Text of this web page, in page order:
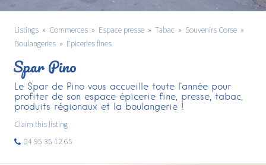
Listings Commerces Espace presse Tabac
Souvenirs Corse
Boulangeries
Épiceries fines
Spar Pino
Le Spar de Pino vous accueille toute l'année pour
profiter de son espace épicerie fine, presse, tabac,
produits régionaux et la boulangerie !
Claim this listing
04 95 35 12 65